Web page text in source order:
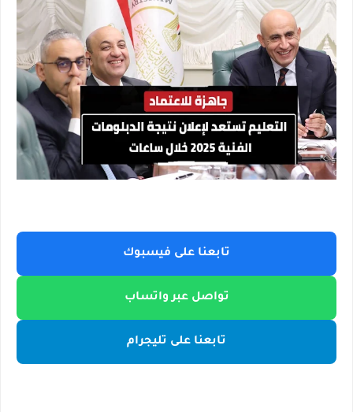
تابعنا على فيسبوك
تواصل عبر واتساب
تابعنا على تليجرام